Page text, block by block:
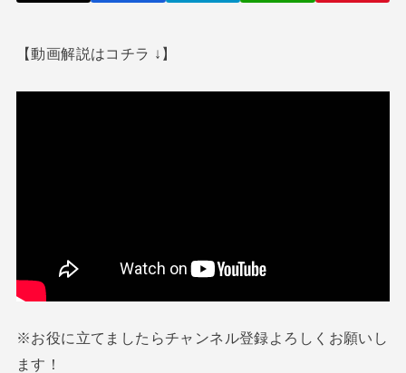
【動画解説はコチラ ↓】
※お役に立てましたらチャンネル登録よろしくお願いし
ます！